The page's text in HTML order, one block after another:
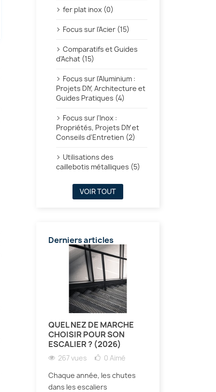
fer plat inox (0)
Focus sur l'Acier (15)
Comparatifs et Guides
d'Achat (15)
Focus sur l'Aluminium :
Projets DIY, Architecture et
Guides Pratiques (4)
Focus sur l'Inox :
Propriétés, Projets DIY et
Conseils d'Entretien (2)
Utilisations des
caillebotis métalliques (5)
VOIR TOUT
Derniers articles
QUEL NEZ DE MARCHE
CHOISIR POUR SON
ESCALIER ? (2026)
267 vues 0 Aimé
Chaque année, les chutes
dans les escaliers